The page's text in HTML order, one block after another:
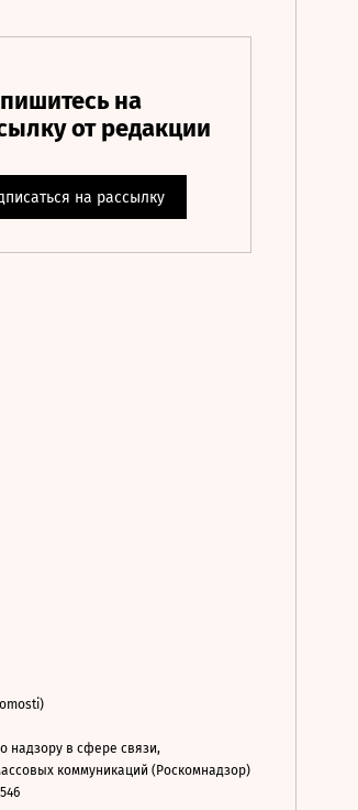
надзору в сфере связи,
коммуникаций (Роскомнадзор)